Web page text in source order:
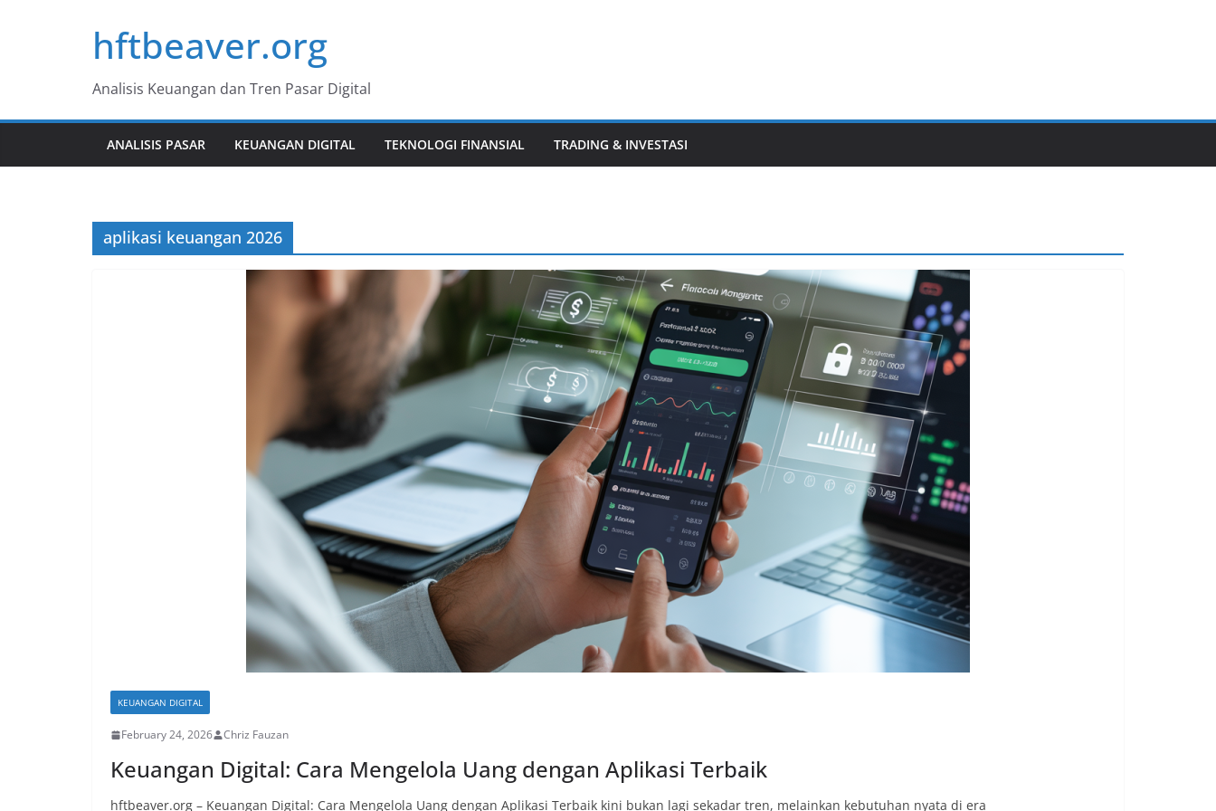
hftbeaver.org
Analisis Keuangan dan Tren Pasar Digital
ANALISIS PASAR KEUANGAN DIGITAL TEKNOLOGI FINANSIAL TRADING & INVESTASI
aplikasi keuangan 2026
KEUANGAN DIGITAL
February 24, 2026 Chriz Fauzan
Keuangan Digital: Cara Mengelola Uang dengan Aplikasi Terbaik
hftbeaver.org – Keuangan Digital: Cara Mengelola Uang dengan Aplikasi Terbaik kini bukan lagi sekadar tren, melainkan kebutuhan nyata di era